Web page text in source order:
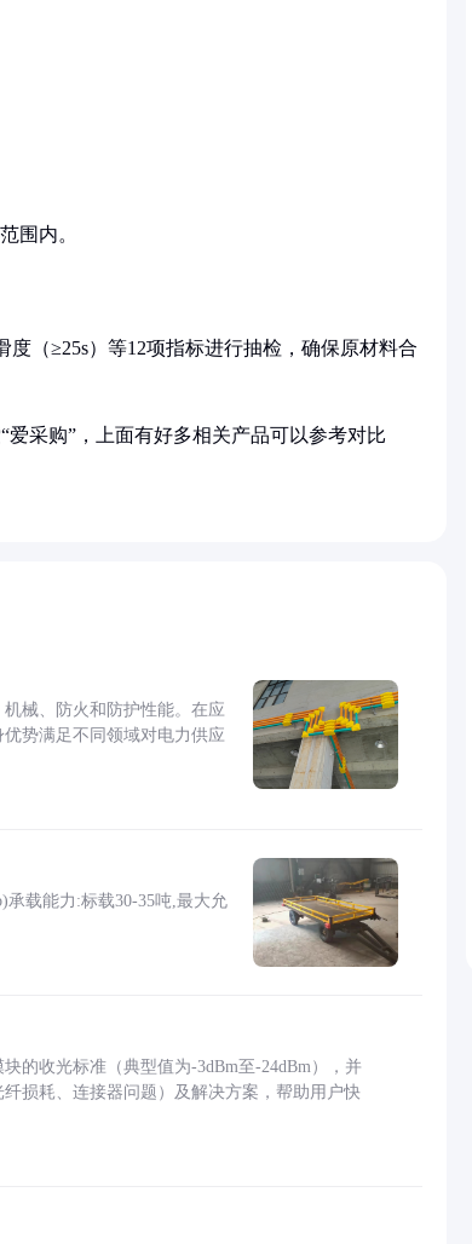
围内。
（≥25s）等12项指标进行抽检，确保原材料合
采购”，上面有好多相关产品可以参考对比
械、防火和防护性能。在应
势满足不同领域对电力供应
承载能力:标载30-35吨,最大允
的收光标准（典型值为-3dBm至-24dBm），并
损耗、连接器问题）及解决方案，帮助用户快